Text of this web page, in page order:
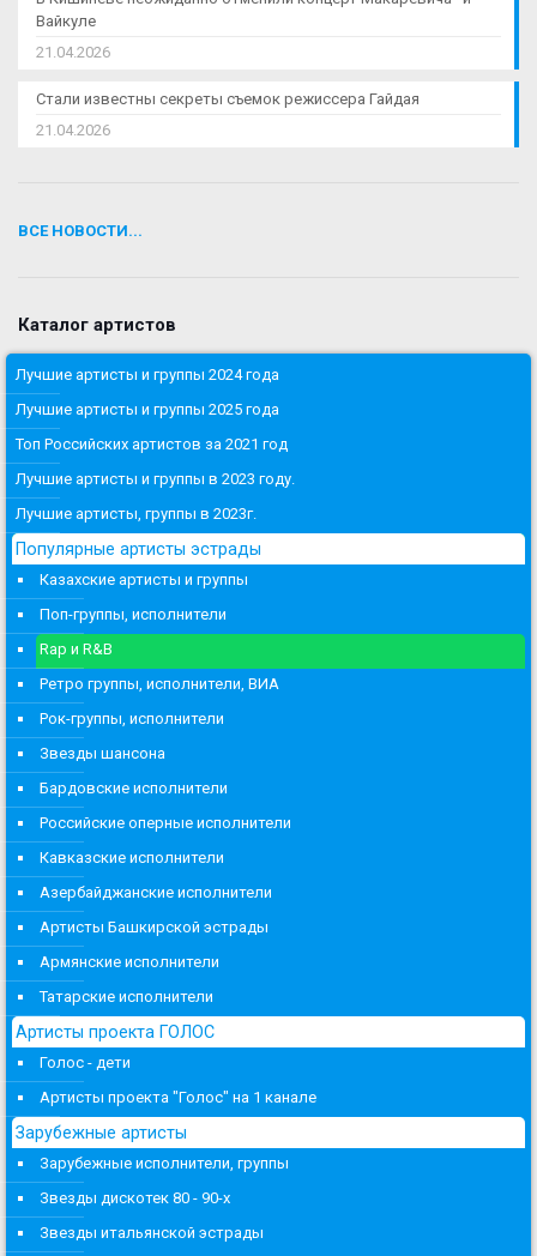
Вайкуле
21.04.2026
Стали известны секреты съемок режиссера Гайдая
21.04.2026
ВСЕ НОВОСТИ...
Каталог артистов
Лучшие артисты и группы 2024 года
Лучшие артисты и группы 2025 года
Топ Российских артистов за 2021 год
Лучшие артисты и группы в 2023 году.
Лучшие артисты, группы в 2023г.
Популярные артисты эстрады
Казахские артисты и группы
Поп-группы, исполнители
Rap и R&B
Ретро группы, исполнители, ВИА
Рок-группы, исполнители
Звезды шансона
Бардовские исполнители
Российские оперные исполнители
Кавказские исполнители
Азербайджанские исполнители
Артисты Башкирской эстрады
Армянские исполнители
Татарские исполнители
Артисты проекта ГОЛОС
Голос - дети
Артисты проекта "Голос" на 1 канале
Зарубежные артисты
Зарубежные исполнители, группы
Звезды дискотек 80 - 90-х
Звезды итальянской эстрады